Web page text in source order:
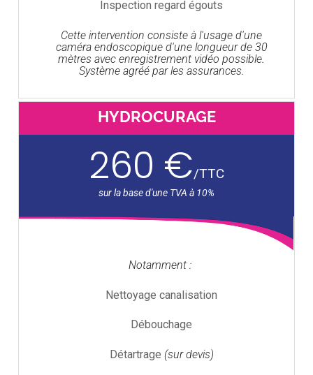
Inspection regard égouts
Cette intervention consiste à l'usage d'une
caméra endoscopique d'une longueur de 30
mètres avec enregistrement vidéo possible.
Système agréé par les assurances.
HYDROCURAGE
260 €/TTC
Notamment :
Nettoyage canalisation
Débouchage
Détartrage (sur devis)